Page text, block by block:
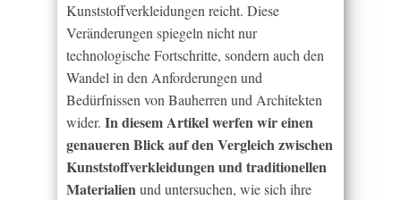
Kunststoffverkleidungen reicht. Diese
Veränderungen spiegeln nicht nur
technologische Fortschritte, sondern auch den
Wandel in den Anforderungen und
Bedürfnissen von Bauherren und Architekten
wider. In diesem Artikel werfen wir einen
genaueren Blick auf den Vergleich zwischen
Kunststoffverkleidungen und traditionellen
Materialienund untersuchen, wie sich ihre